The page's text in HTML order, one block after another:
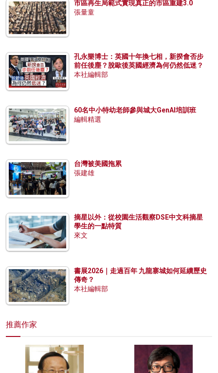
市區再生局範式實現真正的市區重建3.0
張量童
孔永樂博士：英國十年換七相，新揆會否步
前任後塵？脫歐後英國經濟為何仍然低迷？
本社編輯部
60名中小特幼老師參與城大GenAI培訓班
編輯精選
台灣被美國拖累
張建雄
摘星以外：從校園生活觀察DSE中文科摘星
學生的一點特質
來文
書展2026｜走過百年 九龍寨城如何延續歷史
傳奇？
本社編輯部
推薦作家